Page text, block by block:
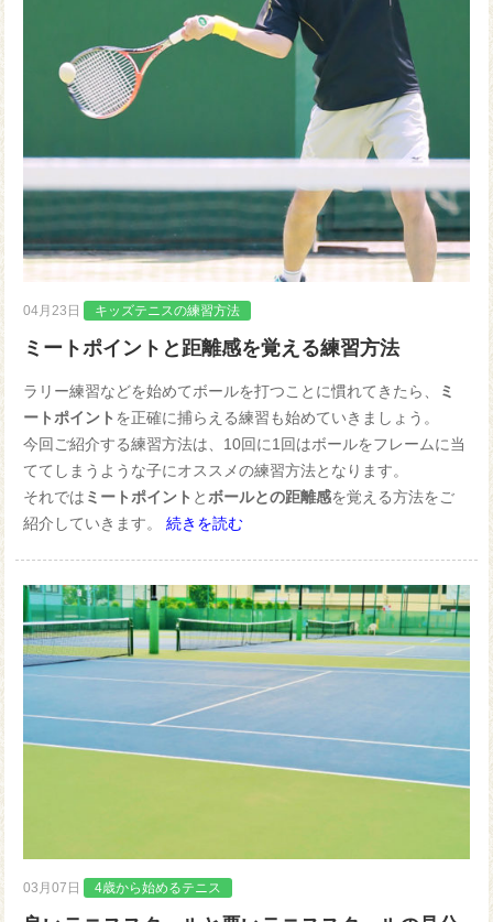
04月23日 キッズテニスの練習方法
ミートポイントと距離感を覚える練習方法
ラリー練習などを始めてボールを打つことに慣れてきたら、
ミ
ートポイント を正確に捕らえる練習も始めていきましょう。
今回ご紹介する練習方法は、10回に1回はボールをフレームに当
ててしまうような子にオススメの練習方法となります。
それでは ミートポイント とボールとの距離感を覚える方法をご
紹介していきます。続きを読む
03月07日 4歳から始めるテニス